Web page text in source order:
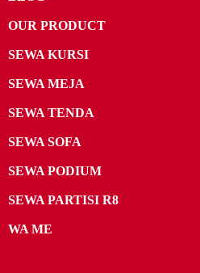
OUR PRODUCT
SEWA KURSI
SEWA MEJA
SEWA TENDA
SEWA SOFA
SEWA PODIUM
SEWA PARTISI R8
WA ME